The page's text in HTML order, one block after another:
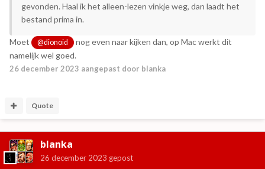
gevonden. Haal ik het alleen-lezen vinkje weg, dan laadt het
bestand prima in.
Moet @dionoid
nog even naar kijken dan, op Mac werkt dit
namelijk wel goed.
26 december 2023 aangepast door blanka
Quote
blanka
26 december 2023 gepost